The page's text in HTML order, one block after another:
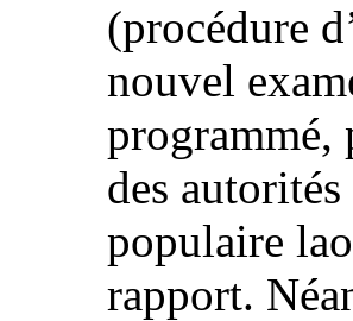
(procédure
nouvel
programmé,
des
populaire
rapport.